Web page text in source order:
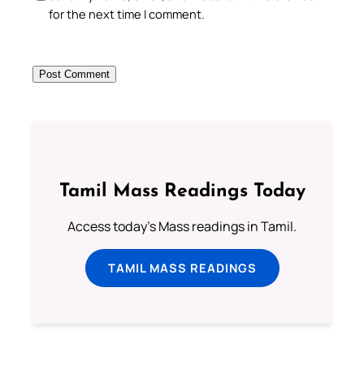
for the next time I comment.
Tamil Mass Readings Today
Access today's Mass readings in Tamil.
TAMIL MASS READINGS